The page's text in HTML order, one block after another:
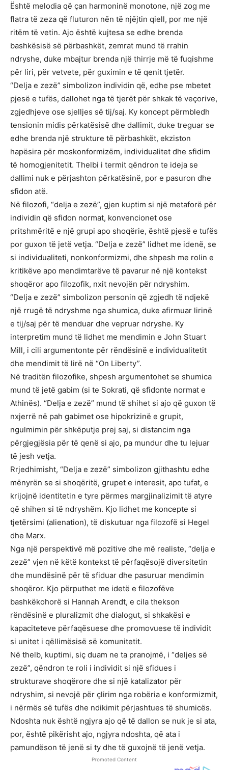
Është melodia që çan harmoninë monotone, një zog me
flatra të zeza që fluturon nën të njëjtin qiell, por me një
ritëm të vetin. Ajo është kujtesa se edhe brenda
bashkësisë së përbashkët, zemrat mund të rrahin
ndryshe, duke mbajtur brenda një thirrje më të fuqishme
për liri, për vetvete, për guximin e të qenit tjetër.
“Delja e zezë” simbolizon individin që, edhe pse mbetet
pjesë e tufës, dallohet nga të tjerët për shkak të veçorive,
zgjedhjeve ose sjelljes së tij/saj. Ky koncept përmbledh
tensionin midis përkatësisë dhe dallimit, duke treguar se
edhe brenda një strukture të përbashkët, ekziston
hapësira për moskonformizëm, individualitet dhe sfidim
të homogjenitetit. Thelbi i termit qëndron te ideja se
dallimi nuk e përjashton përkatësinë, por e pasuron dhe
sfidon atë.
Në filozofi, “delja e zezë”, gjen kuptim si një metaforë për
individin që sfidon normat, konvencionet ose
pritshmëritë e një grupi apo shoqërie, është pjesë e tufës
por guxon të jetë vetja. “Delja e zezë” lidhet me idenë, se
si individualiteti, nonkonformizmi, dhe shpesh me rolin e
kritikëve apo mendimtarëve të pavarur në një kontekst
shoqëror apo filozofik, nxit nevojën për ndryshim.
“Delja e zezë” simbolizon personin që zgjedh të ndjekë
një rrugë të ndryshme nga shumica, duke afirmuar lirinë
e tij/saj për të menduar dhe vepruar ndryshe. Ky
interpretim mund të lidhet me mendimin e John Stuart
Mill, i cili argumentonte për rëndësinë e individualitetit
dhe mendimit të lirë në “On Liberty”.
Në traditën filozofike, shpesh argumentohet se shumica
mund të jetë gabim (si te Sokrati, që sfidonte normat e
Athinës). “Delja e zezë” mund të shihet si ajo që guxon të
nxjerrë në pah gabimet ose hipokrizinë e grupit,
ngulmimin për shkëputje prej saj, si distancim nga
përgjegjësia për të qenë si ajo, pa mundur dhe tu lejuar
të jesh vetja.
Rrjedhimisht, “Delja e zezë” simbolizon gjithashtu edhe
mënyrën se si shoqëritë, grupet e interesit, apo tufat, e
krijojnë identitetin e tyre përmes margjinalizimit të atyre
që shihen si të ndryshëm. Kjo lidhet me koncepte si
tjetërsimi (alienation), të diskutuar nga filozofë si Hegel
dhe Marx.
Nga një perspektivë më pozitive dhe më realiste, “delja e
zezë” vjen në këtë kontekst të përfaqësojë diversitetin
dhe mundësinë për të sfiduar dhe pasuruar mendimin
shoqëror. Kjo përputhet me idetë e filozofëve
bashkëkohorë si Hannah Arendt, e cila thekson
rëndësinë e pluralizmit dhe dialogut, si shkakësi e
kapaciteteve përfaqësuese dhe promovuese të individit
si unitet i qëllimësisë së komunitetit.
Në thelb, kuptimi, siç duam ne ta pranojmë, i “deljes së
zezë”, qëndron te roli i individit si një sfidues i
strukturave shoqërore dhe si një katalizator për
ndryshim, si nevojë për çlirim nga robëria e konformizmit,
i nërmës së tufës dhe ndikimit përjashtues të shumicës.
Ndoshta nuk është ngjyra ajo që të dallon se nuk je si ata,
por, është pikërisht ajo, ngjyra ndoshta, që ata i
pamundëson të jenë si ty dhe të guxojnë të jenë vetja.
Promoted Content